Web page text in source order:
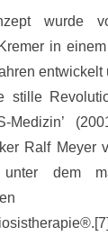
wurde
in
entwickelt
stille
Medizin’
Ralf Meyer
unter dem